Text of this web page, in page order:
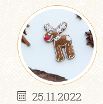
25.11.2022